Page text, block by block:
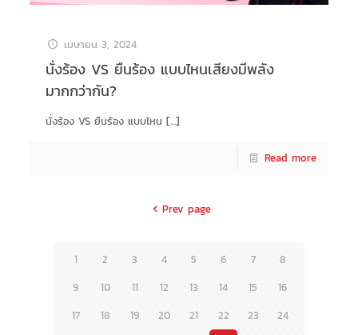
เมษายน 3, 2024
นั่งร้อง VS ยืนร้อง แบบไหนเสียงมีพลัง
มากกว่ากัน?
นั่งร้อง VS ยืนร้อง แบบไหน […]
Read more
Prev page
1 2 3 4 5 6 7
8
9
10 11 12 13 14 15
16
17
18 19 20 21 22 23
24